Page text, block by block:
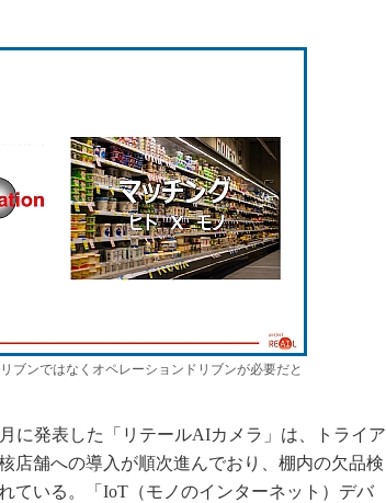
ブンではなくオペレーションドリブンが必要だと
に発表した「リテールAIカメラ」は、トライア
店舗への導入が順次進んでおり、棚内の欠品検
ている。「IoT（モノのインターネット）デバ